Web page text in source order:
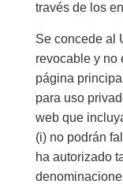
través de los
Se concede al
revocable y no
página
para uso
web que
(i) no podrán
ha autorizado